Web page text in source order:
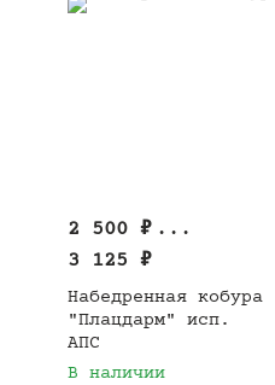
2 500 ₽ ...
3 125 ₽
Набедренная кобура
"Плацдарм" исп.
АПС
В наличии